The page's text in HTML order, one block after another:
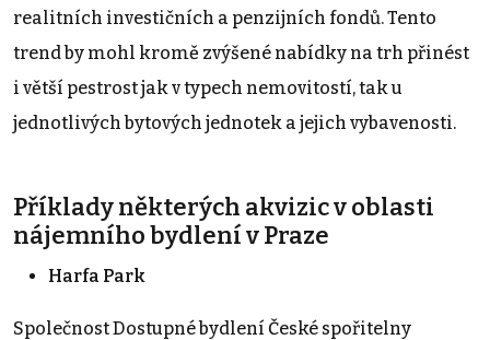
realitních investičních a penzijních fondů. Tento
trend by mohl kromě zvýšené nabídky na trh přinést
i větší pestrost jak v typech nemovitostí, tak u
jednotlivých bytových jednotek a jejich vybavenosti.
Příklady některých akvizic v oblasti
nájemního bydlení v Praze
Harfa Park
Společnost Dostupné bydlení České spořitelny